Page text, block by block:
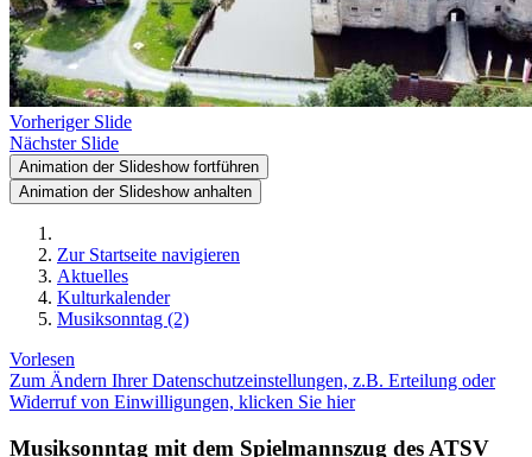
Vorheriger Slide
Nächster Slide
Animation der Slideshow fortführen
Animation der Slideshow anhalten
Zur Startseite navigieren
Aktuelles
Kulturkalender
Musiksonntag (2)
Vorlesen
Zum Ändern Ihrer Datenschutzeinstellungen, z.B. Erteilung oder
Widerruf von Einwilligungen, klicken Sie hier
Musiksonntag mit dem Spielmannszug des ATSV